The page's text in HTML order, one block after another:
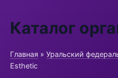
Каталог
Главная » Уральский
Esthetic